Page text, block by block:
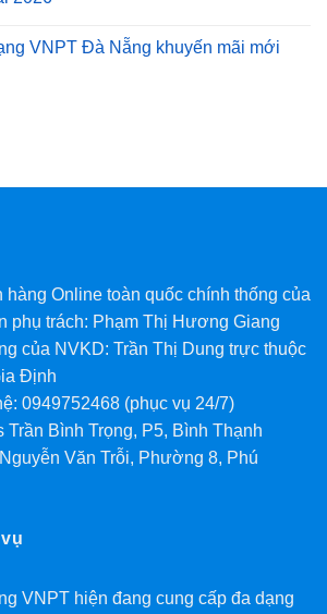
VNPT Đà Nẵng khuyến mãi mới
Online toàn quốc chính thống của
phụ trách: Phạm Thị Hương Giang
của NVKD: Trần Thị Dung trực thuộc
Định
0949752468 (phục vụ 24/7)
Bình Trọng, P5, Bình Thạnh
Văn Trỗi, Phường 8, Phú
VNPT hiện đang cung cấp đa dạng